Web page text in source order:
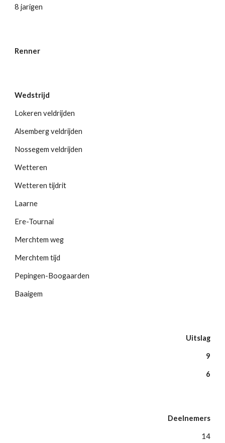
8 jarigen
Renner
Wedstrijd
Lokeren veldrijden
Alsemberg veldrijden
Nossegem veldrijden
Wetteren
Wetteren tijdrit
Laarne
Ere-Tournai
Merchtem weg
Merchtem tijd
Pepingen-Boogaarden
Baaigem
Uitslag
9
6
Deelnemers
14